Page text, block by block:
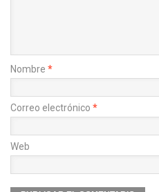
Nombre *
Correo electrónico *
Web